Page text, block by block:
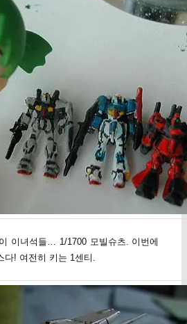
이녀석들… 1/1700 모빌슈츠. 이번에
! 여전히 키는 1센티.